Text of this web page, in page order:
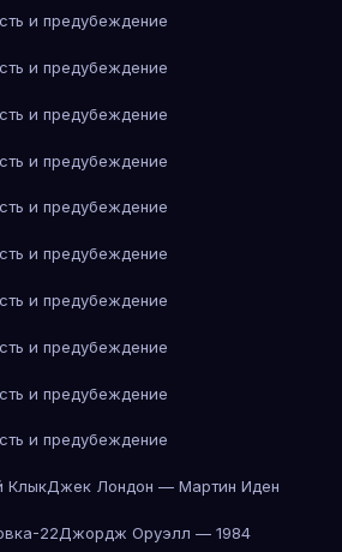
и предубеждение
и предубеждение
и предубеждение
и предубеждение
и предубеждение
и предубеждение
и предубеждение
и предубеждение
и предубеждение
и предубеждение
КлыкДжек Лондон — Мартин Иден
22Джордж Оруэлл — 1984